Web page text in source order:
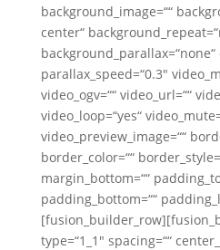
background_image=““
center“
parallax_speed=“0.3″
video_ogv=““ video_url=““
video_loop=“yes“
video_preview_image=““
border_color=““
margin_bottom=““
padding_bottom=““
type=“1_1″ spacing=““